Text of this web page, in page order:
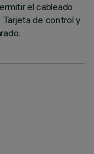
el cableado
Tarjeta de control y